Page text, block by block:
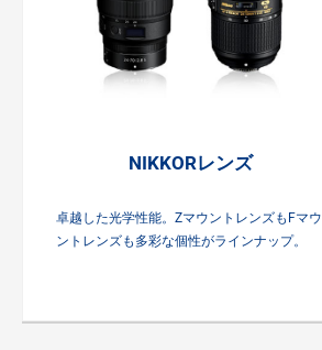
NIKKORレンズ
卓越した光学性能。ZマウントレンズもFマウ
ントレンズも多彩な個性がラインナップ。